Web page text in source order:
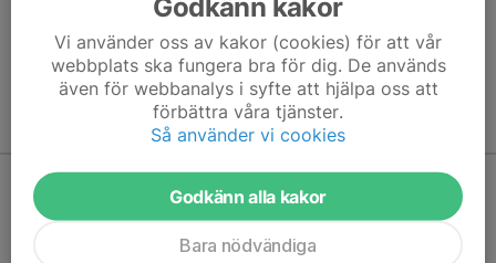
/Svenskalag.se
Kommande aktiviteter
Inga aktiviteter inbokade
Godkänn kakor
Vi använder oss av kakor (cookies) för att vår
webbplats ska fungera bra för dig. De används
även för webbanalys i syfte att hjälpa oss att
förbättra våra tjänster.
Så använder vi cookies
Godkänn alla kakor
Bara nödvändiga